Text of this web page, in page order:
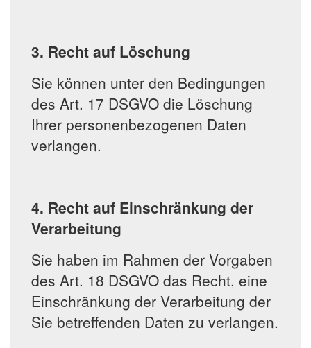
3. Recht auf Löschung
Sie können unter den Bedingungen
des Art. 17 DSGVO die Löschung
Ihrer personenbezogenen Daten
verlangen.
4. Recht auf Einschränkung der
Verarbeitung
Sie haben im Rahmen der Vorgaben
des Art. 18 DSGVO das Recht, eine
Einschränkung der Verarbeitung der
Sie betreffenden Daten zu verlangen.